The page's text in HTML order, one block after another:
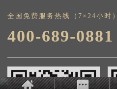
全国免费服务热线（7×24小时）
400-689-0881